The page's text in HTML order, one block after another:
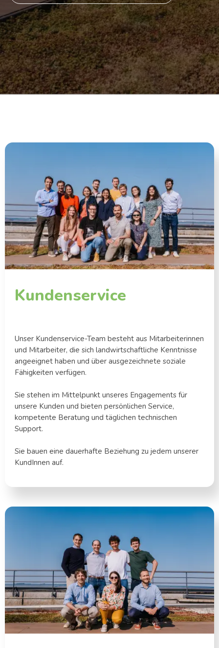
Kundenservice
Unser Kundenservice-Team besteht aus Mitarbeiterinnen
und Mitarbeiter, die sich landwirtschaftliche Kenntnisse
angeeignet haben und über ausgezeichnete soziale
Fähigkeiten verfügen.
Sie stehen im Mittelpunkt unseres Engagements für
unsere Kunden und bieten persönlichen Service,
kompetente Beratung und täglichen technischen
Support.
Sie bauen eine dauerhafte Beziehung zu jedem unserer
KundInnen auf.